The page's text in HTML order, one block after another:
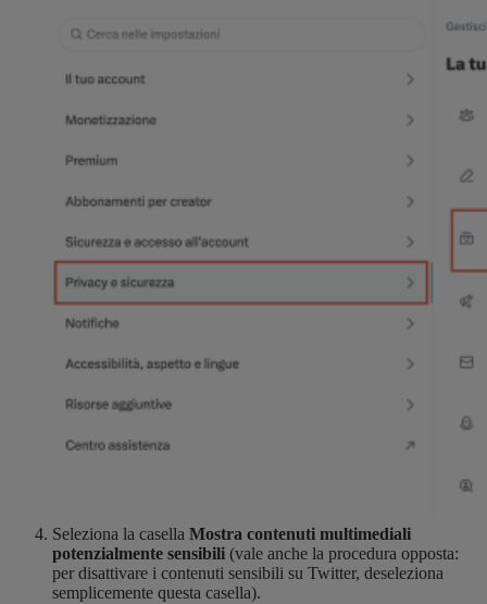
Seleziona la casella Mostra contenuti multimediali
potenzialmente sensibili (vale anche la procedura opposta:
per disattivare i contenuti sensibili su Twitter, deseleziona
semplicemente questa casella).